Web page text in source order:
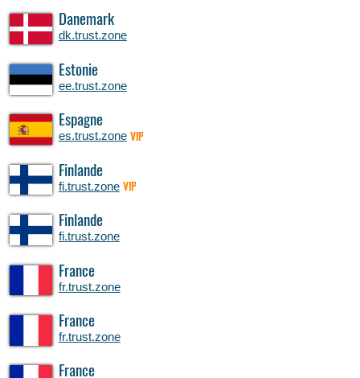
Danemark
dk.trust.zone
Estonie
ee.trust.zone
Espagne
es.trust.zone VIP
Finlande
fi.trust.zone VIP
Finlande
fi.trust.zone
France
fr.trust.zone
France
fr.trust.zone
France